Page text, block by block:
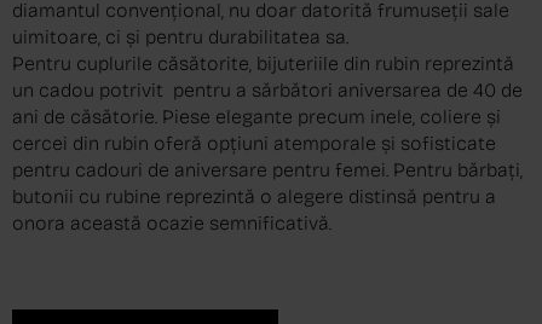
diamantul convențional, nu doar datorită frumuseții sale
uimitoare, ci și pentru durabilitatea sa.
Pentru cuplurile căsătorite, bijuteriile din rubin reprezintă
un cadou potrivit pentru a sărbători aniversarea de 40 de
ani de căsătorie. Piese elegante precum inele, coliere și
cercei din rubin oferă opțiuni atemporale și sofisticate
pentru cadouri de aniversare pentru femei. Pentru bărbați,
butonii cu rubine reprezintă o alegere distinsă pentru a
onora această ocazie semnificativă.